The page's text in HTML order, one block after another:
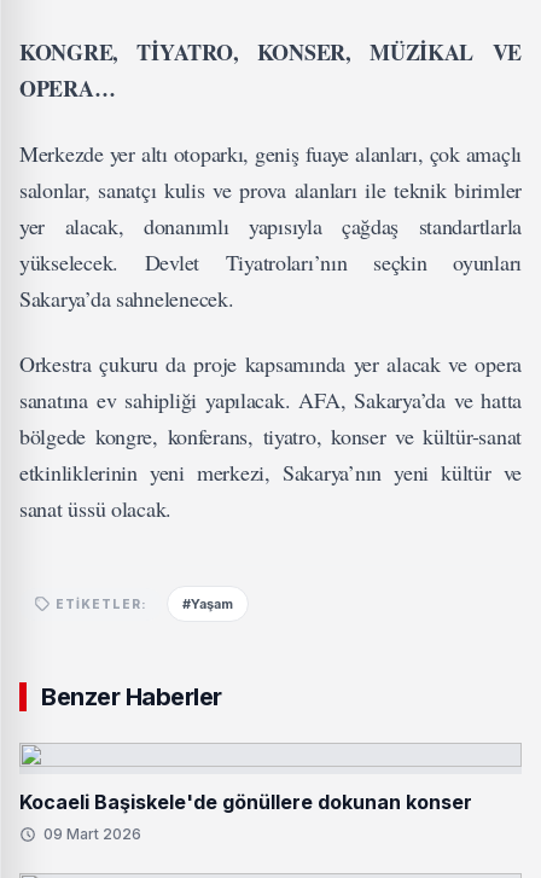
KONGRE, TİYATRO, KONSER, MÜZİKAL VE
OPERA…
Merkezde yer altı otoparkı, geniş fuaye alanları, çok amaçlı
salonlar, sanatçı kulis ve prova alanları ile teknik birimler
yer alacak, donanımlı yapısıyla çağdaş standartlarla
yükselecek. Devlet Tiyatroları’nın seçkin oyunları
Sakarya’da sahnelenecek.
Orkestra çukuru da proje kapsamında yer alacak ve opera
sanatına ev sahipliği yapılacak. AFA, Sakarya’da ve hatta
bölgede kongre, konferans, tiyatro, konser ve kültür-sanat
etkinliklerinin yeni merkezi, Sakarya’nın yeni kültür ve
sanat üssü olacak.
ETIKETLER: #Yaşam
Benzer Haberler
Kocaeli Başiskele'de gönüllere dokunan konser
09 Mart 2026